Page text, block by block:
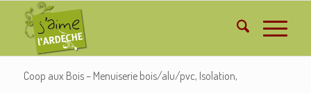
Coop aux Bois – Menuiserie bois/alu/pvc, Isolation,